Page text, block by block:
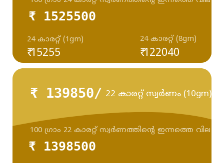
₹ 1525500
₹ 15255
24 കാരറ്റ് (1gm) 24 കാരറ്റ് (8gm)
₹ 122040
₹ 139850/ 22 കാരറ്റ് സ്വർണം (10gm)
₹ 1398500
100 ഗ്രാം 22 കാരറ്റ് സ്വർണത്തിന്റെ ഇന്നത്തെ വില